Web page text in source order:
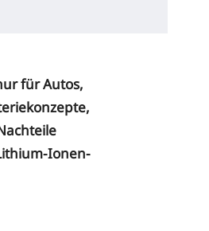
für Autos,
Ionen-